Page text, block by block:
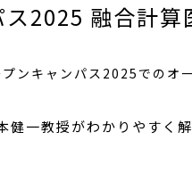
2025 融合計
ンキャンパス2025での
一教授がわかりやすく